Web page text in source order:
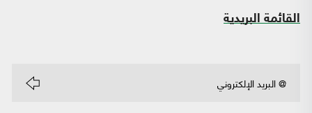
القائمة البريدية